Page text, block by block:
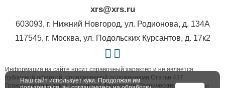
xrs@xrs.ru
603093, г. Нижний Новгород, ул. Родионова, д. 134А
117545, г. Москва, ул. Подольских Курсантов, д. 17к2
Информация на сайте носит справочный характер и не является
публичной офертой, определяемой положениями Статьи 437
Гражданского кодекса Российской Федерации. Технические параметры
Наш сайт использует куки. Продолжая им